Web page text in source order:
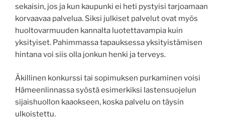
sekaisin, jos ja kun kaupunki ei heti pystyisi tarjoamaan
korvaavaa palvelua. Siksi julkiset palvelut ovat myös
huoltovarmuuden kannalta luotettavampia kuin
yksityiset. Pahimmassa tapauksessa yksityistämisen
hintana voi siis olla jonkun henki ja terveys.
Äkillinen konkurssi tai sopimuksen purkaminen voisi
Hämeenlinnassa syöstä esimerkiksi lastensuojelun
sijaishuollon kaaokseen, koska palvelu on täysin
ulkoistettu.